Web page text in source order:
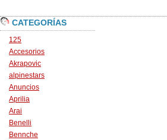
CATEGORÍAS
125
Accesorios
Akrapovic
alpinestars
Anuncios
Aprilia
Arai
Benelli
Bennche